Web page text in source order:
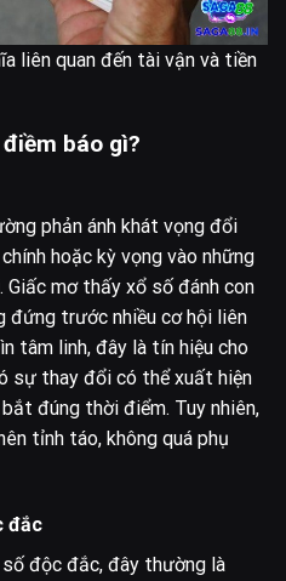
liên quan đến tài vận và tiền
báo gì?
phản ánh khát vọng đổi
hoặc kỳ vọng vào những
mơ thấy xổ số đánh con
đứng trước nhiều cơ hội liên
tâm linh, đây là tín hiệu cho
sự thay đổi có thể xuất hiện
đúng thời điểm. Tuy nhiên,
tỉnh táo, không quá phụ
đắc
độc đắc, đây thường là